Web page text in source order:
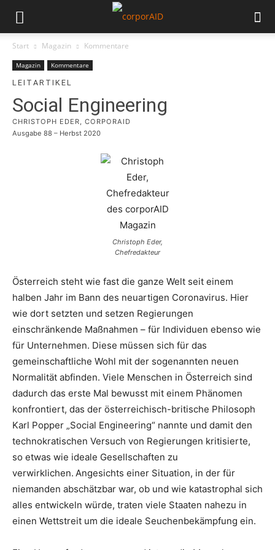
Start Magazin Kommentare
Magazin Kommentare
LEITARTIKEL
Social Engineering
CHRISTOPH EDER, CORPORAID
Ausgabe 88 – Herbst 2020
Christoph Eder,
Chefredakteur
Österreich steht wie fast die ganze Welt seit einem
halben Jahr im Bann des neuartigen Coronavirus. Hier
wie dort setzten und setzen Regierungen
einschränkende Maßnahmen – für Individuen ebenso wie
für Unternehmen. Diese müssen sich für das
gemeinschaftliche Wohl mit der sogenannten neuen
Normalität abfinden. Viele Menschen in Österreich sind
dadurch das erste Mal bewusst mit einem Phänomen
konfrontiert, das der österreichisch-britische Philosoph
Karl Popper „Social Engineering“ nannte und damit den
technokratischen Versuch von Regierungen kritisierte,
so etwas wie ideale Gesellschaften zu
verwirklichen. Angesichts einer Situation, in der für
niemanden abschätzbar war, ob und wie katastrophal sich
alles entwickeln würde, traten viele Staaten nahezu in
einen Wettstreit um die ideale Seuchenbekämpfung ein.